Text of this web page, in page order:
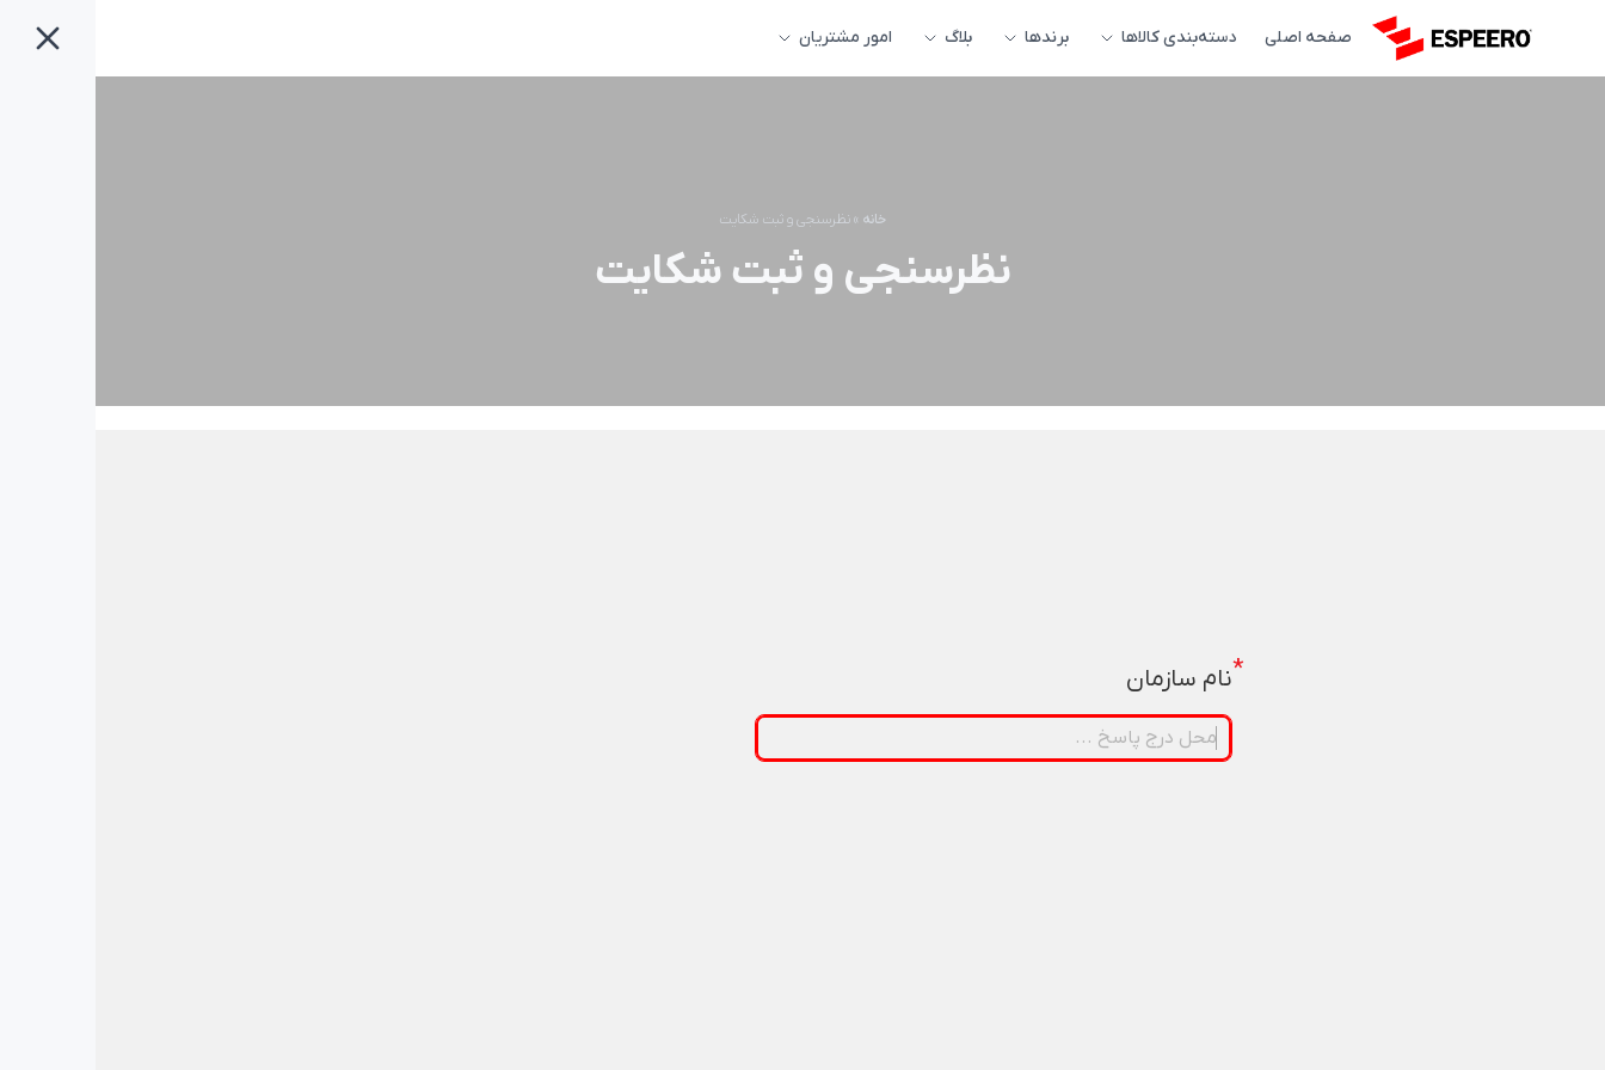
صفحه اصلی دسته‌بندی کالاها برندها بلاگ امور مشتریان
خانه »نظرسنجی و ثبت شکایت
نظرسنجی و ثبت شکایت